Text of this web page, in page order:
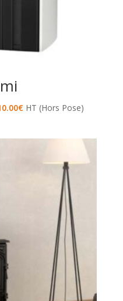
€Plage
HT (Hors Pose)